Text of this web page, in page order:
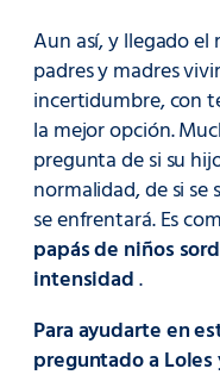
Aun así, y llegado
padres y madres
incertidumbre, con
la mejor opción.
pregunta de si su
normalidad, de si
se enfrentará. Es
papás de niños
intensidad.
Para ayudarte en
preguntado a